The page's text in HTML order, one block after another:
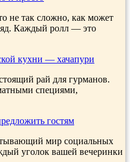
не так сложно, как может
Каждый ролл — это
кухни — хачапури
рай для гурманов.
специями,
гостям
мир социальных
уголок вашей вечеринки